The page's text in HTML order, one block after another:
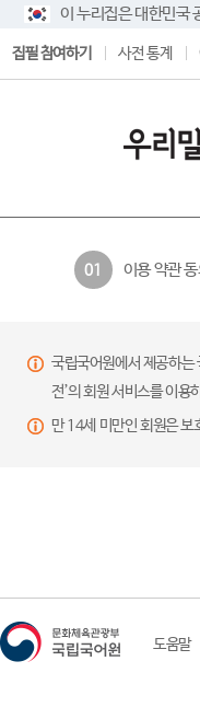
이 누리집은 대한민국
집필 참여하기 사전 통계
01 이용 약관 동
국립국어원에서 제공하는
전’의 회원 서비스를 이용
만 14세 미만인 회원은
도움말